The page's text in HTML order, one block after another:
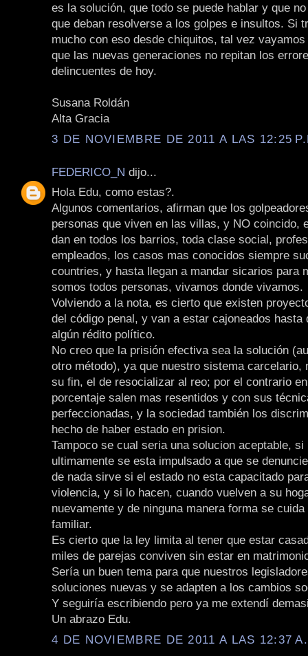
es la solución, que todo se puede hablar y que
que deban resolverse a los golpes e insultos. Si
mucho con eso desde chiquitos, tal vez
que las nuevas generaciones no repitan los
delincuentes de hoy.
Susana Roldán
Alta Gracia
3 DE NOVIEMBRE DE 2011 A LAS 12:25
FEDERICO_N dijo...
Hola Edu, como estas?.
Algunos comentarios, afirman que los
personas que viven en las villas, y NO coincido,
dan en todos los barrios, toda clase social,
empleados, los casos mas conocidos siempre
countries, y hasta llegan a mandar sicarios para
somos todos personas, vivamos donde vivamos.
Volviendo a la nota, es cierto que existen
del código penal, y van a estar cajoneados hasta
algún rédito político.
No creo que la prisión efectiva sea la solución
otro método), ya que nuestro sistema carcelario,
su fin, el de resocializar al reo; por el contrario
porcentaje salen mas resentidos y con sus
perfeccionadas, y la sociedad también los
hecho de haber estado en prision.
Tampoco se cual seria una solucion aceptable, si
ultimamente se esta impulsado a que se
de nada sirve si el estado no esta capacitado
violencia, y si lo hacen, cuando vuelven a su
nuevamente y de ninguna manera forma se
familiar.
Es cierto que la ley limita al tener que estar
miles de parejas conviven sin estar en
Sería un buen tema para que nuestros
soluciones nuevas y se adapten a los cambios
Y seguiría escribiendo pero ya me extendí
Un abrazo Edu.
4 DE NOVIEMBRE DE 2011 A LAS 12:37